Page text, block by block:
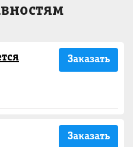
Заказать
Заказать